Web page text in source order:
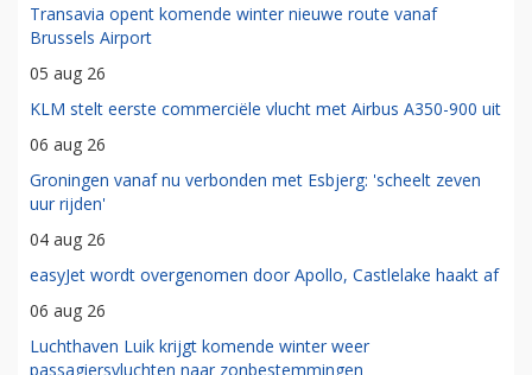
Transavia opent komende winter nieuwe route vanaf
Brussels Airport
05 aug 26
KLM stelt eerste commerciële vlucht met Airbus A350-900 uit
06 aug 26
Groningen vanaf nu verbonden met Esbjerg: 'scheelt zeven
uur rijden'
04 aug 26
easyJet wordt overgenomen door Apollo, Castlelake haakt af
06 aug 26
Luchthaven Luik krijgt komende winter weer
passagiersvluchten naar zonbestemmingen